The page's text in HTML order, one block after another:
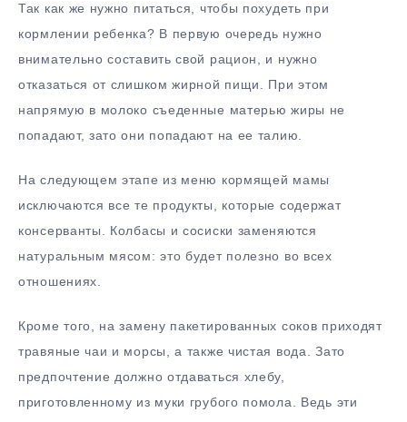
Так как же нужно питаться, чтобы похудеть при
кормлении ребенка? В первую очередь нужно
внимательно составить свой рацион, и нужно
отказаться от слишком жирной пищи. При этом
напрямую в молоко съеденные матерью жиры не
попадают, зато они попадают на ее талию.
На следующем этапе из меню кормящей мамы
исключаются все те продукты, которые содержат
консерванты. Колбасы и сосиски заменяются
натуральным мясом: это будет полезно во всех
отношениях.
Кроме того, на замену пакетированных соков приходят
травяные чаи и морсы, а также чистая вода. Зато
предпочтение должно отдаваться хлебу,
приготовленному из муки грубого помола. Ведь эти